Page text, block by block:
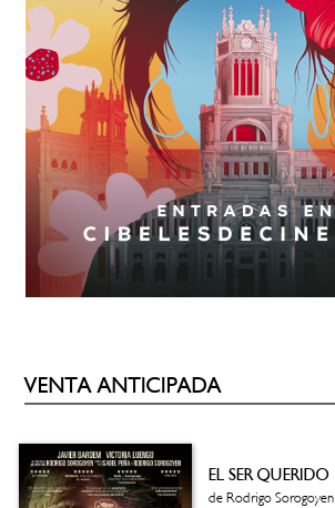
VENTA ANTICIPADA
EL SER QUERIDO
de Rodrigo Sorogoyen